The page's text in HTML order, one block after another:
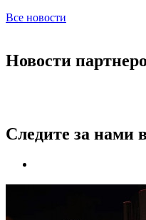
Все новости
Новости
Следите за нами